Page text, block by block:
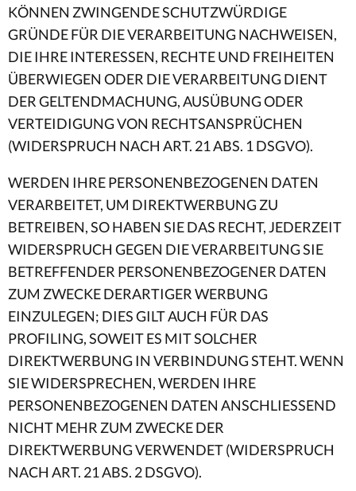
KÖNNEN ZWINGENDE SCHUTZWÜRDIGE
GRÜNDE FÜR DIE VERARBEITUNG NACHWEISEN,
DIE IHRE INTERESSEN, RECHTE UND FREIHEITEN
ÜBERWIEGEN ODER DIE VERARBEITUNG DIENT
DER GELTENDMACHUNG, AUSÜBUNG ODER
VERTEIDIGUNG VON RECHTSANSPRÜCHEN
(WIDERSPRUCH NACH ART. 21 ABS. 1 DSGVO).
WERDEN IHRE PERSONENBEZOGENEN DATEN
VERARBEITET, UM DIREKTWERBUNG ZU
BETREIBEN, SO HABEN SIE DAS RECHT, JEDERZEIT
WIDERSPRUCH GEGEN DIE VERARBEITUNG SIE
BETREFFENDER PERSONENBEZOGENER DATEN
ZUM ZWECKE DERARTIGER WERBUNG
EINZULEGEN; DIES GILT AUCH FÜR DAS
PROFILING, SOWEIT ES MIT SOLCHER
DIREKTWERBUNG IN VERBINDUNG STEHT. WENN
SIE WIDERSPRECHEN, WERDEN IHRE
PERSONENBEZOGENEN DATEN ANSCHLIESSEND
NICHT MEHR ZUM ZWECKE DER
DIREKTWERBUNG VERWENDET (WIDERSPRUCH
NACH ART. 21 ABS. 2 DSGVO).